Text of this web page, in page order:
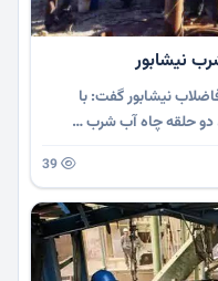
نیشابور
نیشابور گفت: با
دو حلقه چاه آب شرب …